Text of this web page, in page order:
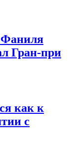
Фаниля
Гран-при
как к
с